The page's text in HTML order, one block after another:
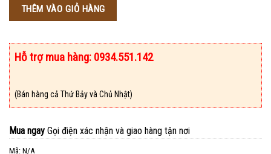
THÊM VÀO GIỎ HÀNG
Hỗ trợ mua hàng: 0934.551.142
(Bán hàng cả Thứ Bảy và Chủ Nhật)
Mua ngay Gọi điện xác nhận và giao hàng tận nơi
Mã: N/A